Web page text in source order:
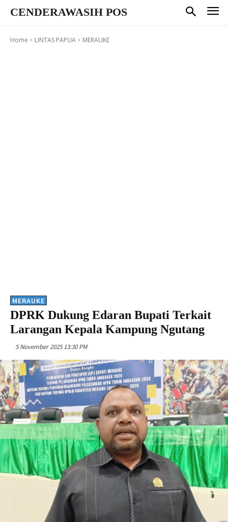
CENDERAWASIH POS
Home LINTAS PAPUA MERAUKE
MERAUKE
DPRK Dukung Edaran Bupati Terkait
Larangan Kepala Kampung Ngutang
5 November 2025 13:30 PM